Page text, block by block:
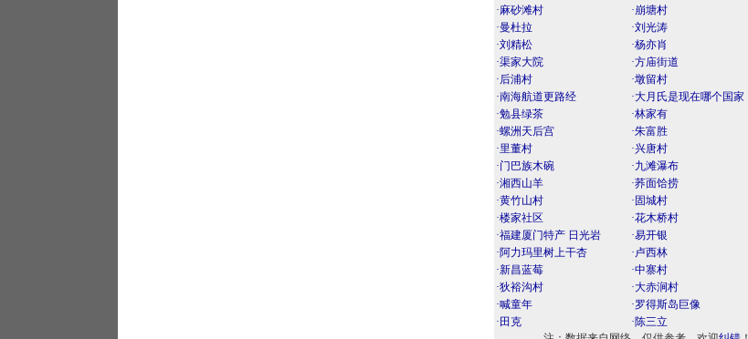
·麻砂滩村
·崩塘村
·曼杜拉
·刘光涛
·刘精松
·杨亦肖
·渠家大院
·方庙街道
·后浦村
·墩留村
·南海航道更路经
·大月氏是现在哪个国家
·勉县绿茶
·林家有
·螺洲天后宫
·朱富胜
·里董村
·兴唐村
·门巴族木碗
·九滩瀑布
·湘西山羊
·荞面饸捞
·黄竹山村
·固城村
·楼家社区
·花木桥村
·福建厦门特产 日光岩
·易开银
·阿力玛里树上干杏
·卢西林
·新昌蓝莓
·中寨村
·狄裕沟村
·大赤涧村
·喊童年
·罗得斯岛巨像
·田克
·陈三立